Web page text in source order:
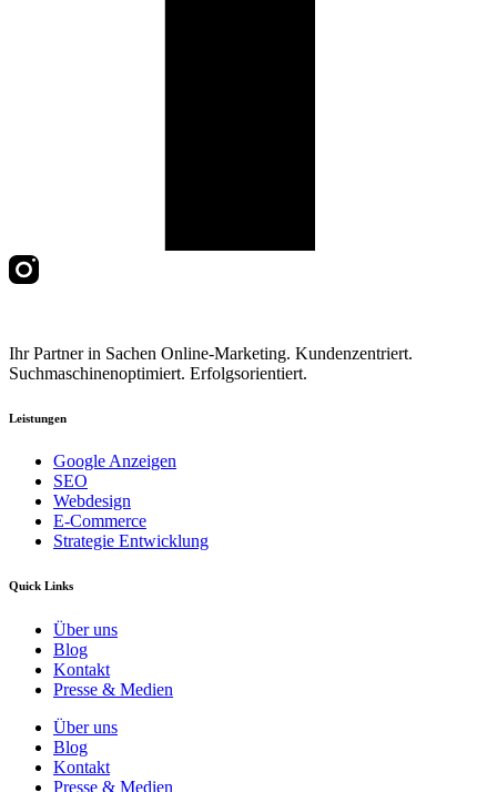
Ihr Partner in Sachen Online-Marketing. Kundenzentriert.
Suchmaschinenoptimiert. Erfolgsorientiert.
Leistungen
Google Anzeigen
SEO
Webdesign
E-Commerce
Strategie Entwicklung
Quick Links
Über uns
Blog
Kontakt
Presse & Medien
Über uns
Blog
Kontakt
Presse & Medien